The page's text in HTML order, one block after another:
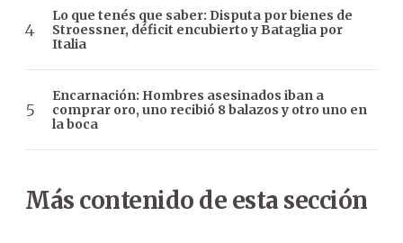
Lo que tenés que saber: Disputa por bienes de
Stroessner, déficit encubierto y Bataglia por
Italia
Encarnación: Hombres asesinados iban a
comprar oro, uno recibió 8 balazos y otro uno en
la boca
Más contenido de esta sección